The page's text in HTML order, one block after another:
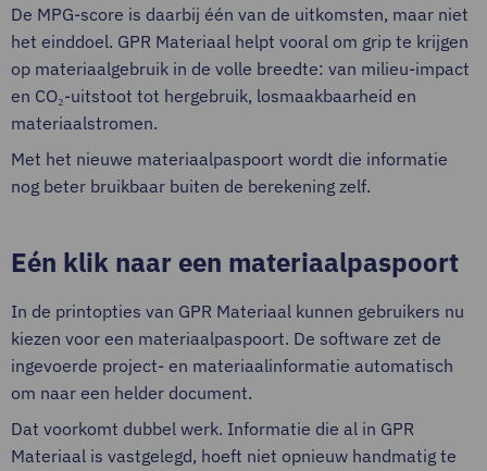
De MPG-score is daarbij één van de uitkomsten, maar niet
het einddoel. GPR Materiaal helpt vooral om grip te krijgen
op materiaalgebruik in de volle breedte: van milieu-impact
en CO₂-uitstoot tot hergebruik, losmaakbaarheid en
materiaalstromen.
Met het nieuwe materiaalpaspoort wordt die informatie
nog beter bruikbaar buiten de berekening zelf.
Eén klik naar een materiaalpaspoort
In de printopties van GPR Materiaal kunnen gebruikers nu
kiezen voor een materiaalpaspoort. De software zet de
ingevoerde project- en materiaalinformatie automatisch
om naar een helder document.
Dat voorkomt dubbel werk. Informatie die al in GPR
Materiaal is vastgelegd, hoeft niet opnieuw handmatig te